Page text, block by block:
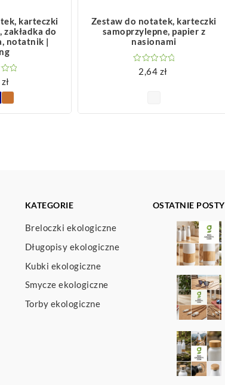
karteczki
zakładka do
notatnik |
zł
Zestaw do notatek, karteczki
samoprzylepne, papier z
nasionami
2,64 zł
KATEGORIE
Breloczki ekologiczne
Długopisy ekologiczne
Kubki ekologiczne
Smycze ekologiczne
Torby ekologiczne
OSTATNIE POSTY